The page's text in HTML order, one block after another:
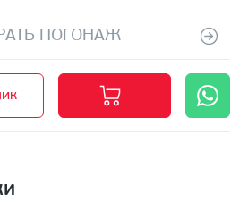
ПОГОНАЖ